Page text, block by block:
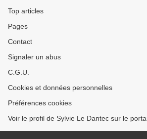
Top articles
Pages
Contact
Signaler un abus
C.G.U.
Cookies et données personnelles
Préférences cookies
Voir le profil de Sylvie Le Dantec sur le